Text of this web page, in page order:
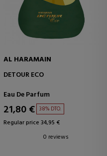
AL HARAMAIN
DETOUR ECO
Eau De Parfum
21,80 € 38% DTO.
Regular price 34,95 €
0 reviews